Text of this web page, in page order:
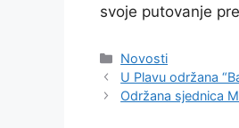
svoje putovanje
Kategorije
Novosti
U Plavu održana
Održana sjednica